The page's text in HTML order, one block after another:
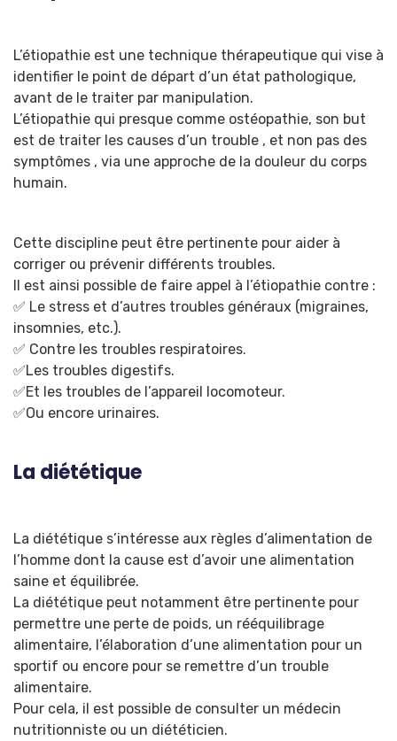
L’étiopathie est une technique thérapeutique qui vise à
identifier le point de départ d’un état pathologique,
avant de le traiter par manipulation.
L’étiopathie qui presque comme ostéopathie, son but
est de traiter les causes d’un trouble , et non pas des
symptômes , via une approche de la douleur du corps
humain.
Cette discipline peut être pertinente pour aider à
corriger ou prévenir différents troubles.
Il est ainsi possible de faire appel à l’étiopathie contre :
✅ Le stress et d’autres troubles généraux (migraines,
insomnies, etc.).
✅ Contre les troubles respiratoires.
✅Les troubles digestifs.
✅Et les troubles de l’appareil locomoteur.
✅Ou encore urinaires.
La diététique
La diététique s’intéresse aux règles d’alimentation de
l’homme dont la cause est d’avoir une alimentation
saine et équilibrée.
La diététique peut notamment être pertinente pour
permettre une perte de poids, un rééquilibrage
alimentaire, l’élaboration d’une alimentation pour un
sportif ou encore pour se remettre d’un trouble
alimentaire.
Pour cela, il est possible de consulter un médecin
nutritionniste ou un diététicien.